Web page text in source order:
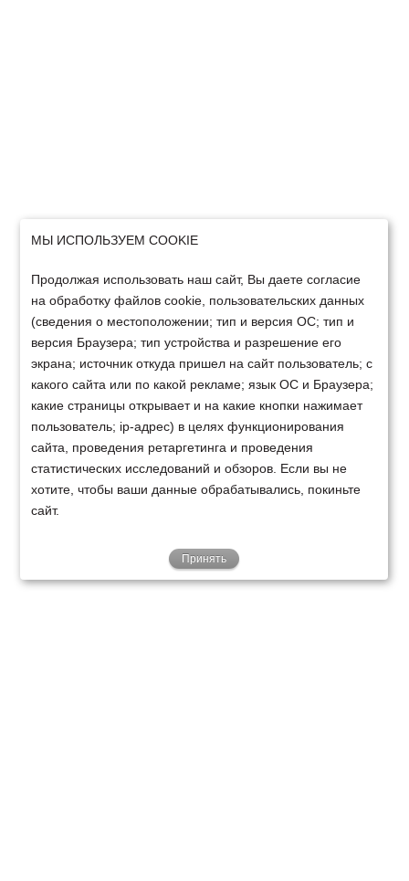
МЫ ИСПОЛЬЗУЕМ COOKIE
Продолжая использовать наш сайт, Вы даете согласие
на обработку файлов cookie, пользовательских данных
(сведения о местоположении; тип и версия ОС; тип и
версия Браузера; тип устройства и разрешение его
экрана; источник откуда пришел на сайт пользователь; с
какого сайта или по какой рекламе; язык ОС и Браузера;
какие страницы открывает и на какие кнопки нажимает
пользователь; ip-адрес) в целях функционирования
сайта, проведения ретаргетинга и проведения
статистических исследований и обзоров. Если вы не
хотите, чтобы ваши данные обрабатывались, покиньте
сайт.
Принять